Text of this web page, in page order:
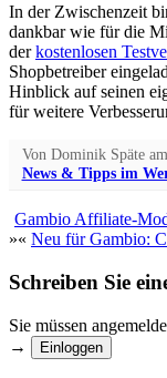
In der Zwischenzeit
dankbar wie für die
derkostenlosen
Shopbetreiber
Hinblick auf seinen
für weitere
Von Dominik Späteam
News & Tipps im
Gambio Affiliate-
»« Neu für Gambio:
Schreiben Sie
Sie müssen
→
Einloggen